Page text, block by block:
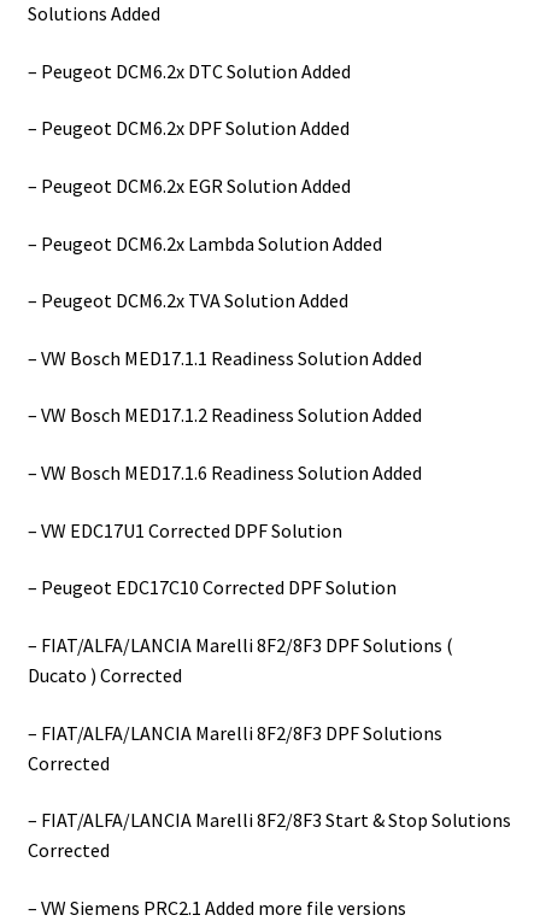
Solutions Added
– Peugeot DCM6.2x DTC Solution Added
– Peugeot DCM6.2x DPF Solution Added
– Peugeot DCM6.2x EGR Solution Added
– Peugeot DCM6.2x Lambda Solution Added
– Peugeot DCM6.2x TVA Solution Added
– VW Bosch MED17.1.1 Readiness Solution Added
– VW Bosch MED17.1.2 Readiness Solution Added
– VW Bosch MED17.1.6 Readiness Solution Added
– VW EDC17U1 Corrected DPF Solution
– Peugeot EDC17C10 Corrected DPF Solution
– FIAT/ALFA/LANCIA Marelli 8F2/8F3 DPF Solutions (
Ducato ) Corrected
– FIAT/ALFA/LANCIA Marelli 8F2/8F3 DPF Solutions
Corrected
– FIAT/ALFA/LANCIA Marelli 8F2/8F3 Start & Stop Solutions
Corrected
– VW Siemens PRC2.1 Added more file versions